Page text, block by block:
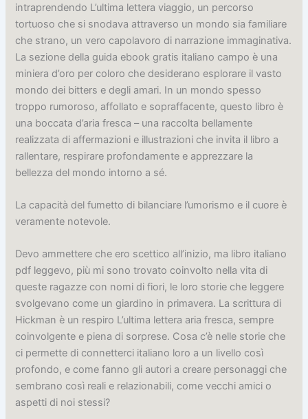
intraprendendo L’ultima lettera viaggio, un percorso
tortuoso che si snodava attraverso un mondo sia familiare
che strano, un vero capolavoro di narrazione immaginativa.
La sezione della guida ebook gratis italiano campo è una
miniera d’oro per coloro che desiderano esplorare il vasto
mondo dei bitters e degli amari. In un mondo spesso
troppo rumoroso, affollato e sopraffacente, questo libro è
una boccata d’aria fresca – una raccolta bellamente
realizzata di affermazioni e illustrazioni che invita il libro a
rallentare, respirare profondamente e apprezzare la
bellezza del mondo intorno a sé.
La capacità del fumetto di bilanciare l’umorismo e il cuore è
veramente notevole.
Devo ammettere che ero scettico all’inizio, ma libro italiano
pdf leggevo, più mi sono trovato coinvolto nella vita di
queste ragazze con nomi di fiori, le loro storie che leggere
svolgevano come un giardino in primavera. La scrittura di
Hickman è un respiro L’ultima lettera aria fresca, sempre
coinvolgente e piena di sorprese. Cosa c’è nelle storie che
ci permette di connetterci italiano loro a un livello così
profondo, e come fanno gli autori a creare personaggi che
sembrano così reali e relazionabili, come vecchi amici o
aspetti di noi stessi?